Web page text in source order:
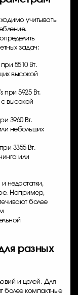
учитывать
задач:
5510 Вт.
высокой
при 5925 Вт.
высокой
3960 Вт.
небольших
3355 Вт.
или
недостатки,
Например,
более
разных
и целей. Для
более компактные